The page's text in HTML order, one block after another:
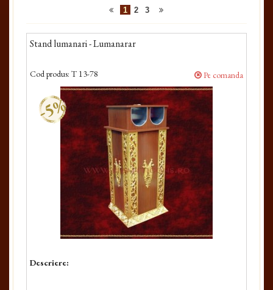
1 2 3
Stand lumanari - Lumanarar
Cod produs: T 13-78 Pe comanda
-5%
Descriere: